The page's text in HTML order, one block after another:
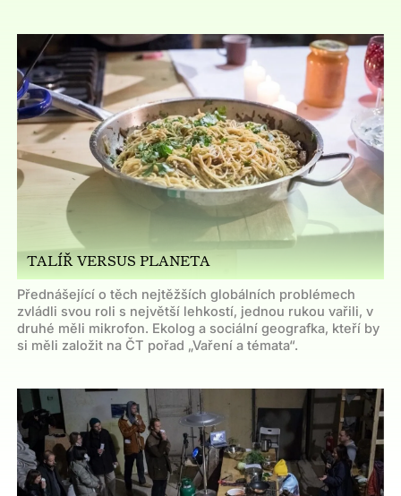
TALÍŘ VERSUS PLANETA
Přednášející o těch nejtěžších globálních problémech
zvládli svou roli s největší lehkostí, jednou rukou vařili, v
druhé měli mikrofon. Ekolog a sociální geografka, kteří by
si měli založit na ČT pořad „Vaření a témata“.